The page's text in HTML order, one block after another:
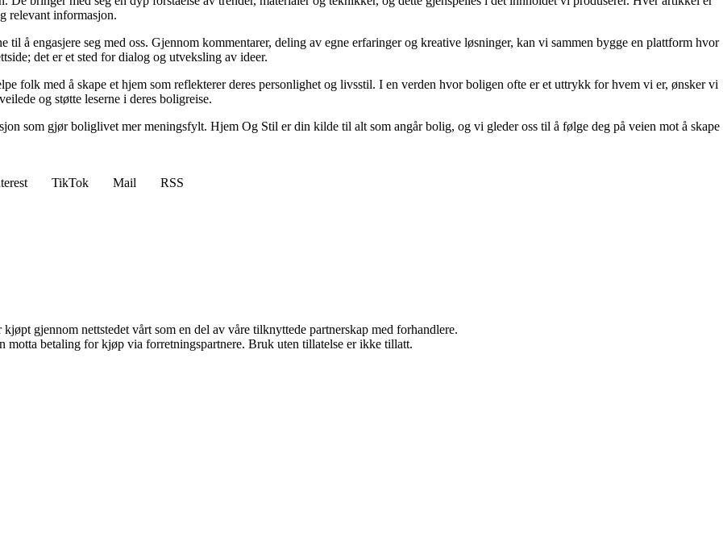
relevant informasjon.
å engasjere seg med oss. Gjennom kommentarer, deling av egne erfaringer og kreative løsninger, kan vi sammen bygge en plattform hvor
det er et sted for dialog og utveksling av ideer.
folk med å skape et hjem som reflekterer deres personlighet og livsstil. I en verden hvor boligen ofte er et uttrykk for hvem vi er, ønsker vi
og støtte leserne i deres boligreise.
som gjør boliglivet mer meningsfylt. Hjem Og Stil er din kilde til alt som angår bolig, og vi gleder oss til å følge deg på veien mot å skape
TikTok Mail
RSS
gjennom nettstedet vårt som en del av våre tilknyttede partnerskap med forhandlere.
betaling for kjøp via forretningspartnere. Bruk uten tillatelse er ikke tillatt.